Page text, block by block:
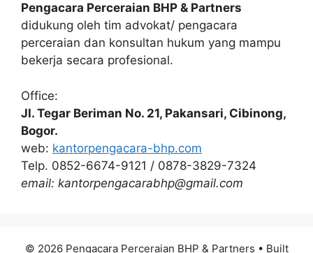
Pengacara Perceraian BHP & Partners
didukung oleh tim advokat/ pengacara
perceraian dan konsultan hukum yang mampu
bekerja secara profesional.
Office:
Jl. Tegar Beriman No. 21, Pakansari, Cibinong,
Bogor.
web: kantorpengacara-bhp.com
Telp. 0852-6674-9121 / 0878-3829-7324
email: kantorpengacarabhp@gmail.com
© 2026 Pengacara Perceraian BHP & Partners • Built